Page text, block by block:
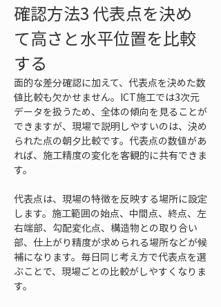
確認方法3 代表点を決め
て高さと水平位置を比較
する
面的な差分確認に加えて、代表点を決めた数
値比較も欠かせません。ICT施工では3次元
データを扱うため、全体の傾向を見ることが
できますが、現場で説明しやすいのは、決め
られた点の朝夕比較です。代表点の数値があ
れば、施工精度の変化を客観的に共有できま
す。
代表点は、現場の特徴を反映する場所に設定
します。施工範囲の始点、中間点、終点、左
右端部、勾配変化点、構造物との取り合い
部、仕上がり精度が求められる場所などが候
補になります。毎日同じ考え方で代表点を選
ぶことで、現場ごとの比較がしやすくなりま
す。